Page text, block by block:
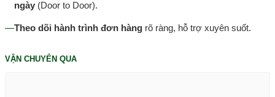
ngày (Door to Door).
—Theo dõi hành trình đơn hàng rõ ràng, hỗ trợ xuyên suốt.
VẬN CHUYỂN QUA